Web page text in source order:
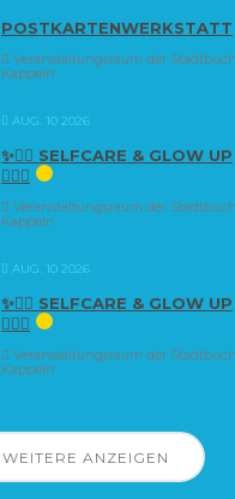
POSTKARTENWERKSTATT
Veranstaltungsraum der
Kappeln
AUG. 10 2026
✨🧘‍♀️ SELFCARE & GLOW UP
🧘‍♀️✨
Veranstaltungsraum der
Kappeln
AUG. 10 2026
✨🧘‍♀️ SELFCARE & GLOW UP
🧘‍♀️✨
Veranstaltungsraum der
Kappeln
WEITERE ANZEIGEN